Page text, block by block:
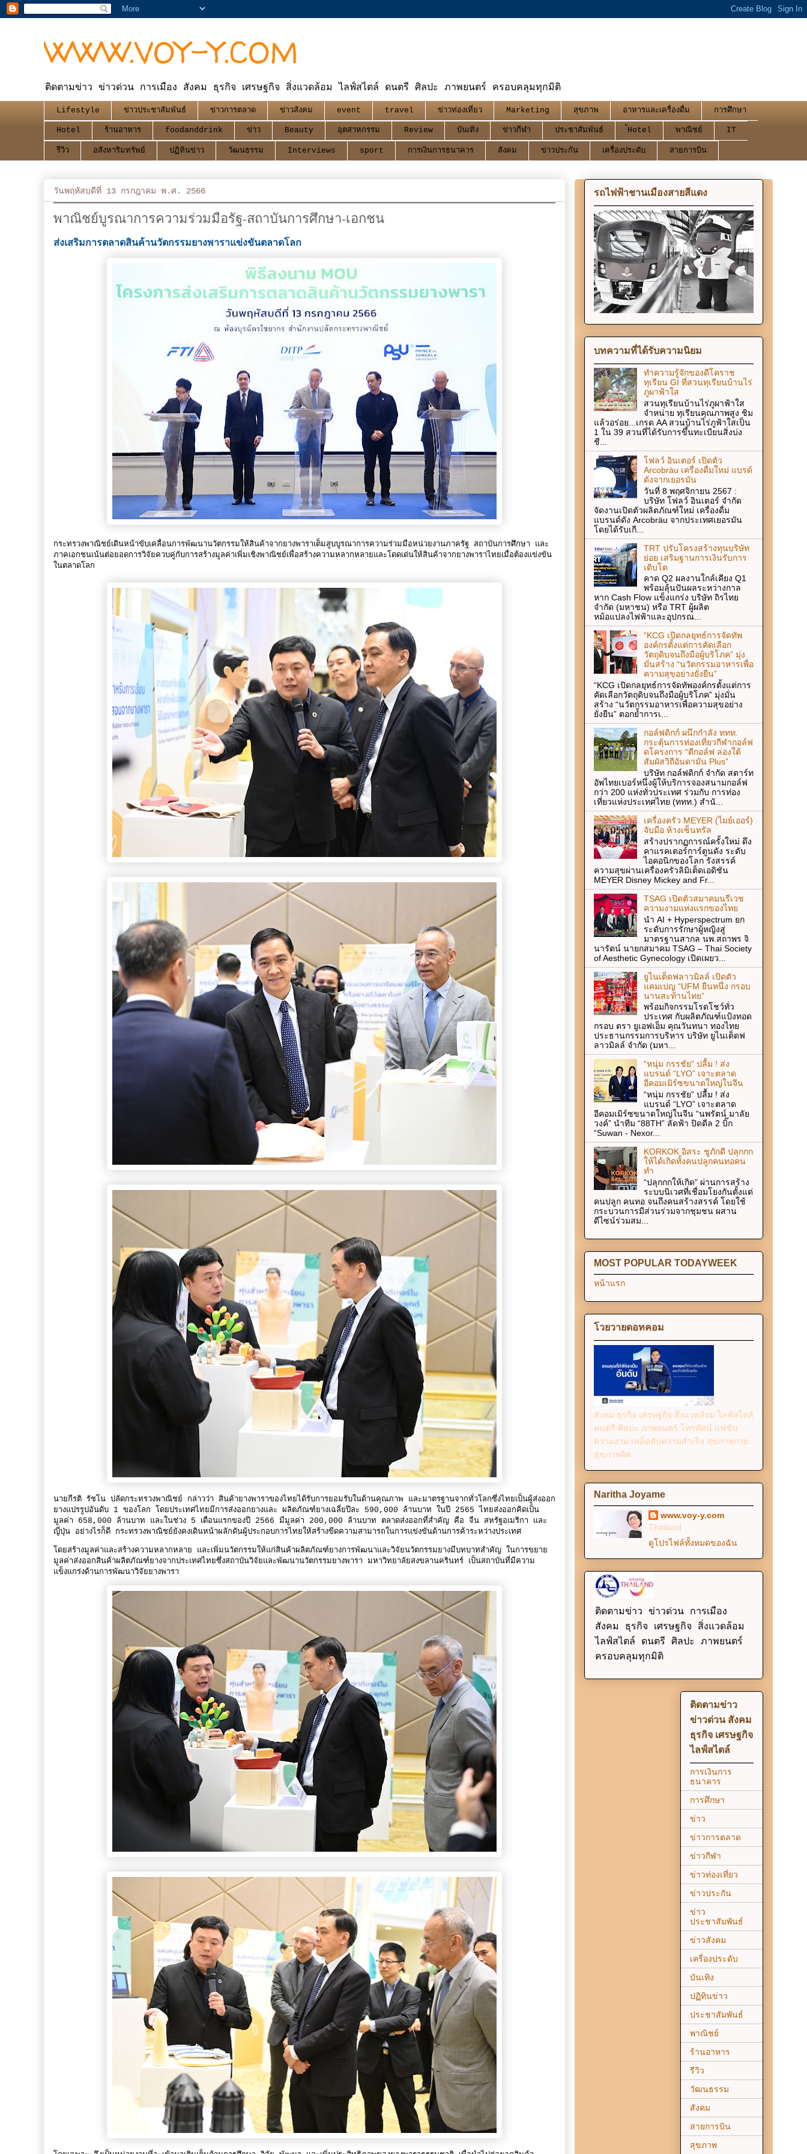
WWW.VOY-Y.COM
ติดตามข่าว ข่าวด่วน การเมือง สังคม ธุรกิจ เศรษฐกิจ สิ่งแวดล้อม ไลฟ์สไตล์ ดนตรี ศิลปะ ภาพยนตร์ ครอบคลุมทุกมิติ
Lifestyle ข่าวประชาสัมพันธ์ ข่าวการตลาด ข่าวสังคม event travel ข่าวท่องเที่ยว Marketing สุขภาพ อาหารและเครื่องดื่ม การศึกษา
Hotel ร้านอาหาร foodanddrink ข่าว Beauty อุตสาหกรรม Review บันเทิง ข่าวกีฬา ประชาสัมพันธ์ ้Hotel พาณิชย์ IT
รีวิว อสังหาริมทรัพย์ ปฏิทินข่าว วัฒนธรรม Interviews sport การเงินการธนาคาร สังคม ข่าวประกัน เครื่องประดับ สายการบิน
วันพฤหัสบดีที่ 13 กรกฎาคม พ.ศ. 2566
พาณิชย์บูรณาการความร่วมมือรัฐ-สถาบันการศึกษา-เอกชน
ส่งเสริมการตลาดสินค้านวัตกรรมยางพาราแข่งขันตลาดโลก
กระทรวงพาณิชย์เดินหน้าขับเคลื่อนการพัฒนานวัตกรรมให้สินค้าจากยางพาราเต็มสูบบูรณาการความร่วมมือหน่วยงานภาครัฐ สถาบันการศึกษา และ
ภาคเอกชนเน้นต่อยอดการวิจัยควบคู่กับการสร้างมูลค่าเพิ่มเชิงพาณิชย์เพื่อสร้างความหลากหลายและโดดเด่นให้สินค้าจากยางพาราไทยเมื่อต้องแข่งขัน
ในตลาดโลก
นายกีรติ รัชโน ปลัดกระทรวงพาณิชย์ กล่าวว่า สินค้ายางพาราของไทยได้รับการยอมรับในด้านคุณภาพ และมาตรฐานจากทั่วโลกซึ่งไทยเป็นผู้ส่งออก
ยางแปรรูปอันดับ 1 ของโลก โดยประเทศไทยมีการส่งออกยางและ ผลิตภัณฑ์ยางเฉลี่ยปีละ 590,000 ล้านบาท ในปี 2565 ไทยส่งออกคิดเป็น
มูลค่า 658,000 ล้านบาท และในช่วง 5 เดือนแรกของปี 2566 มีมูลค่า 200,000 ล้านบาท ตลาดส่งออกที่สำคัญ คือ จีน สหรัฐอเมริกา และ
ญี่ปุ่น อย่างไรก็ดี กระทรวงพาณิชย์ยังคงเดินหน้าผลักดันผู้ประกอบการไทยให้สร้างขีดความสามารถในการแข่งขันด้านการค้าระหว่างประเทศ
โดยสร้างมูลค่าและสร้างความหลากหลาย และเพิ่มนวัตกรรมให้แก่สินค้าผลิตภัณฑ์ยางการพัฒนาและวิจัยนวัตกรรมยางมีบทบาทสำคัญ ในการขยาย
มูลค่าส่งออกสินค้าผลิตภัณฑ์ยางจากประเทศไทยซึ่งสถาบันวิจัยและพัฒนานวัตกรรมยางพารา มหาวิทยาลัยสงขลานครินทร์ เป็นสถาบันที่มีความ
แข็งแกร่งด้านการพัฒนาวิจัยยางพารา
รถไฟฟ้าชานเมืองสายสีแดง
บทความที่ได้รับความนิยม
ทำความรู้จักของดีโคราช
ทุเรียน GI ที่สวนทุเรียนบ้านไร่
ภูผาฟ้าใส
สวนทุเรียนบ้านไร่ภูผาฟ้าใส
จำหน่าย ทุเรียนคุณภาพสูง ชิม
แล้วอร่อย...เกรด AA สวนบ้านไร่ภูฟ้าใสเป็น
1 ใน 39 สวนที่ได้รับการขึ้นทะเบียนสิ่งบ่ง
ชี...
โฟลว์ อินเตอร์ เปิดตัว
Arcobräu เครื่องดื่มใหม่ แบรด์
ดังจากเยอรมัน
วันที่ 8 พฤศจิกายน 2567 :
บริษัท โฟลว์ อินเตอร์ จำกัด
จัดงานเปิดตัวผลิตภัณฑ์ใหม่ เครื่องดื่ม
แบรนด์ดัง Arcobräu จากประเทศเยอรมัน
โดยได้รับเกี...
TRT ปรับโครงสร้างทุนบริษัท
ย่อย เสริมฐานการเงินรับการ
เติบโต
คาด Q2 ผลงานใกล้เคียง Q1
พร้อมลุ้นปันผลระหว่างกาล
หาก Cash Flow แข็งแกร่ง บริษัท ถิรไทย
จำกัด (มหาชน) หรือ TRT ผู้ผลิต
หม้อแปลงไฟฟ้าและอุปกรณ...
“KCG เปิดกลยุทธ์การจัดทัพ
องค์กรตั้งแต่การคัดเลือก
วัตถุดิบจนถึงมือผู้บริโภค” มุ่ง
มั่นสร้าง “นวัตกรรมอาหารเพื่อ
ความสุขอย่างยั่งยืน”
“KCG เปิดกลยุทธ์การจัดทัพองค์กรตั้งแต่การ
คัดเลือกวัตถุดิบจนถึงมือผู้บริโภค” มุ่งมั่น
สร้าง “นวัตกรรมอาหารเพื่อความสุขอย่าง
ยั่งยืน” ตอกย้ำการเ...
กอล์ฟดิกก์ ผนึกกำลัง ททท.
กระตุ้นการท่องเที่ยวกีฬากอล์ฟ
ดโครงการ “ตีกอล์ฟ ล่องใต้
สัมผัสวิถีอันดามัน Plus”
บริษัท กอล์ฟดิกก์ จำกัด สตาร์ท
อัพไทยเบอร์หนึ่งผู้ให้บริการจองสนามกอล์ฟ
กว่า 200 แห่งทั่วประเทศ ร่วมกับ การท่อง
เที่ยวแห่งประเทศไทย (ททท.) สำนั...
เครื่องครัว MEYER (ไมย์เออร์)
จับมือ ห้างเซ็นทรัล
สร้างปรากฏการณ์ครั้งใหม่ ดึง
คาแรคเตอร์การ์ตูนดัง ระดับ
ไอคอนิกของโลก รังสรรค์
ความสุขผ่านเครื่องครัวลิมิเต็ดเอดิชัน
MEYER Disney Mickey and Fr...
TSAG เปิดตัวสมาคมนรีเวช
ความงามแห่งแรกของไทย
นำ AI + Hyperspectrum ยก
ระดับการรักษาผู้หญิงสู่
มาตรฐานสากล นพ.สถาพร จิ
นารัตน์ นายกสมาคม TSAG – Thai Society
of Aesthetic Gynecology เปิดเผยว...
ยูไนเต็ดฟลาวมิลล์ เปิดตัว
แคมเปญ “UFM ยืนหนึ่ง กรอบ
นานสะท้านไทย”
พร้อมกิจกรรมโรดโชว์ทั่ว
ประเทศ กับผลิตภัณฑ์แป้งทอด
กรอบ ตรา ยูเอฟเอ็ม คุณวันทนา ทองไทย
ประธานกรรมการบริหาร บริษัท ยูไนเต็ดฟ
ลาวมิลล์ จำกัด (มหา...
“หนุ่ม กรรชัย” ปลื้ม ! ส่ง
แบรนด์ “LYO” เจาะตลาด
อีคอมเมิร์ซขนาดใหญ่ในจีน
“หนุ่ม กรรชัย” ปลื้ม ! ส่ง
แบรนด์ “LYO” เจาะตลาด
อีคอมเมิร์ซขนาดใหญ่ในจีน “นพรัตน์ มาลัย
วงค์” นำทีม “88TH” ลัดฟ้า ปิดดีล 2 บิ๊ก
“Suwan - Nexor...
KORKOK อิสระ ชูภักดี ปลุกกก
ให้ได้เกิดทั้งคนปลูกคนทอคน
ทำ
“ปลุกกกให้เกิด” ผ่านการสร้าง
ระบบนิเวศที่เชื่อมโยงกันตั้งแต่
คนปลูก คนทอ จนถึงคนสร้างสรรค์ โดยใช้
กระบวนการมีส่วนร่วมจากชุมชน ผสาน
ดีไซน์ร่วมสม...
MOST POPULAR TODAYWEEK
หน้าแรก
โวยวายดอทคอม
สังคม ธุรกิจ เศรษฐกิจ สิ่งแวดล้อม ไลฟ์สไตล์
ดนตรี ศิลปะ ภาพยนตร์ โทรทัศน์ แฟชั่น
ความงาม เคล็ดลับความสำเร็จ สุขภาพกาย
สุขภาพจิต
Naritha Joyame
www.voy-y.com
Thailand
ดูโปรไฟล์ทั้งหมดของฉัน
ติดตามข่าว ข่าวด่วน การเมือง
สังคม ธุรกิจ เศรษฐกิจ สิ่งแวดล้อม
ไลฟ์สไตล์ ดนตรี ศิลปะ ภาพยนตร์
ครอบคลุมทุกมิติ
ติดตามข่าว
ข่าวด่วน สังคม
ธุรกิจ เศรษฐกิจ
ไลฟ์สไตล์
การเงินการ
ธนาคาร
การศึกษา
ข่าว
ข่าวการตลาด
ข่าวกีฬา
ข่าวท่องเที่ยว
ข่าวประกัน
ข่าว
ประชาสัมพันธ์
ข่าวสังคม
เครื่องประดับ
บันเทิง
ปฏิทินข่าว
ประชาสัมพันธ์
พาณิชย์
ร้านอาหาร
รีวิว
วัฒนธรรม
สังคม
สายการบิน
สุขภาพ